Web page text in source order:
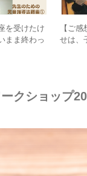
を受けたけ
まま終わっ
【ご
せは、
クショップ